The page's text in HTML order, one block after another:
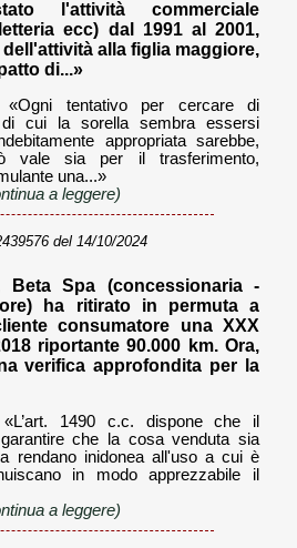
l'attività commerciale
ecc) dal 1991 al 2001,
alla figlia maggiore,
di...»
«Ogni tentativo per cercare di
cui la sorella sembra essersi
appropriata sarebbe,
vale sia per il trasferimento,
una...»
a leggere)
del 14/10/2024
Beta Spa (concessionaria -
ha ritirato in permuta a
consumatore una XXX
riportante 90.000 km. Ora,
verifica approfondita per la
«L’art. 1490 c.c. dispone che il
che la cosa venduta sia
rendano inidonea all'uso a cui è
in modo apprezzabile il
a leggere)